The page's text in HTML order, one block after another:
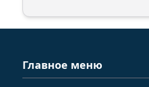
Главное меню